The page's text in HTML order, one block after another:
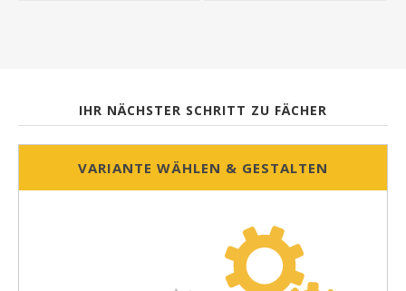
IHR NÄCHSTER SCHRITT ZU FÄCHER
VARIANTE WÄHLEN & GESTALTEN